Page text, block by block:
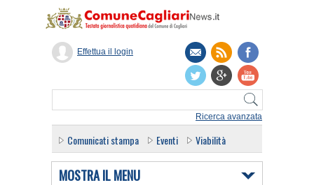
Ricerca avanzata
Effettua il login
Comunicati stampa Eventi Viabilità
MOSTRA IL MENU